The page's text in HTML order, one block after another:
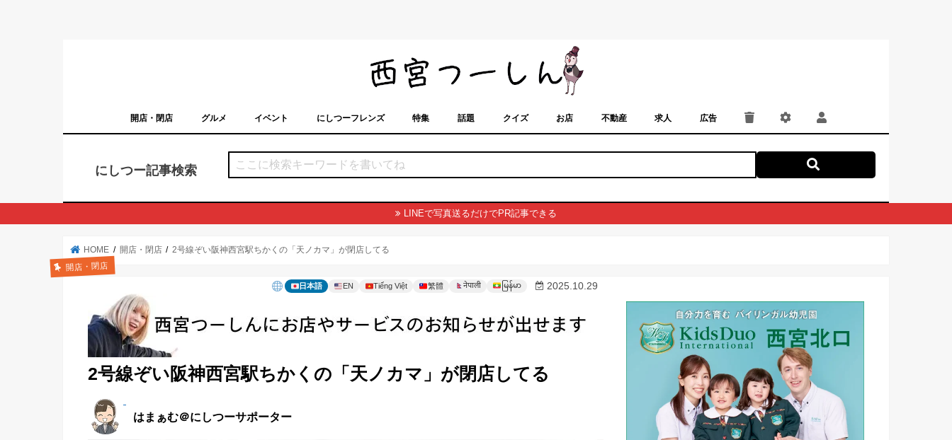
開店・閉店 グルメ イベント にしつーフレンズ 特集 話題 クイズ お店 不動産 求人 広告
にしつー記事検索
LINEで写真送るだけでPR記事できる
HOME 開店・閉店 2号線ぞい阪神西宮駅ちかくの「天ノカマ」が閉店してる
開店・閉店
日本語 EN Tiếng Việt 繁體 नेपाली မြန်မာ 2025.10.29
2号線ぞい阪神西宮駅ちかくの「天ノカマ」が閉店してる
はまぁむ＠にしつーサポーター